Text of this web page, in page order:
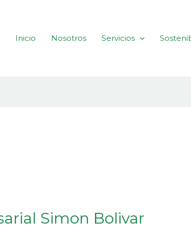
Inicio
Nosotros Servicios
Simon Bolivar